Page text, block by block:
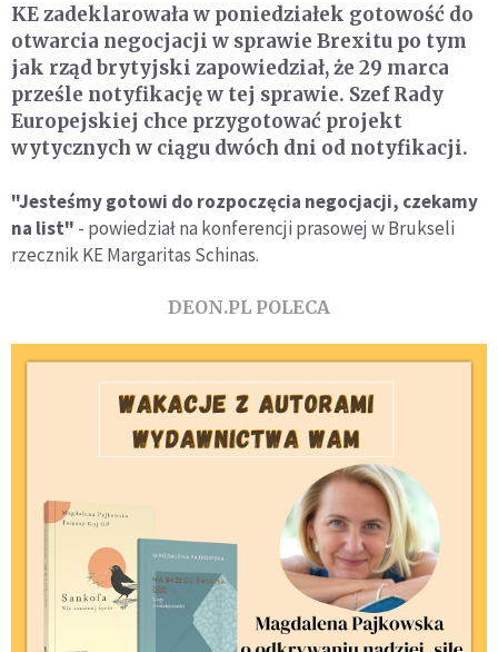
KE zadeklarowała w poniedziałek gotowość do
otwarcia negocjacji w sprawie Brexitu po tym
jak rząd brytyjski zapowiedział, że 29 marca
prześle notyfikację w tej sprawie. Szef Rady
Europejskiej chce przygotować projekt
wytycznych w ciągu dwóch dni od notyfikacji.
"Jesteśmy gotowi do rozpoczęcia negocjacji, czekamy
na list" - powiedział na konferencji prasowej w Brukseli
rzecznik KE Margaritas Schinas.
DEON.PL POLECA